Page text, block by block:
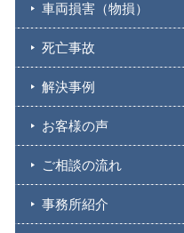
車両損害（物損）
死亡事故
解決事例
お客様の声
ご相談の流れ
事務所紹介